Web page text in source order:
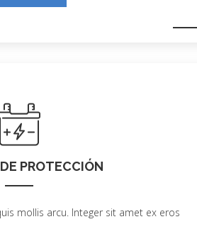
PROTECCIÓN
mollis arcu. Integer sit amet ex eros